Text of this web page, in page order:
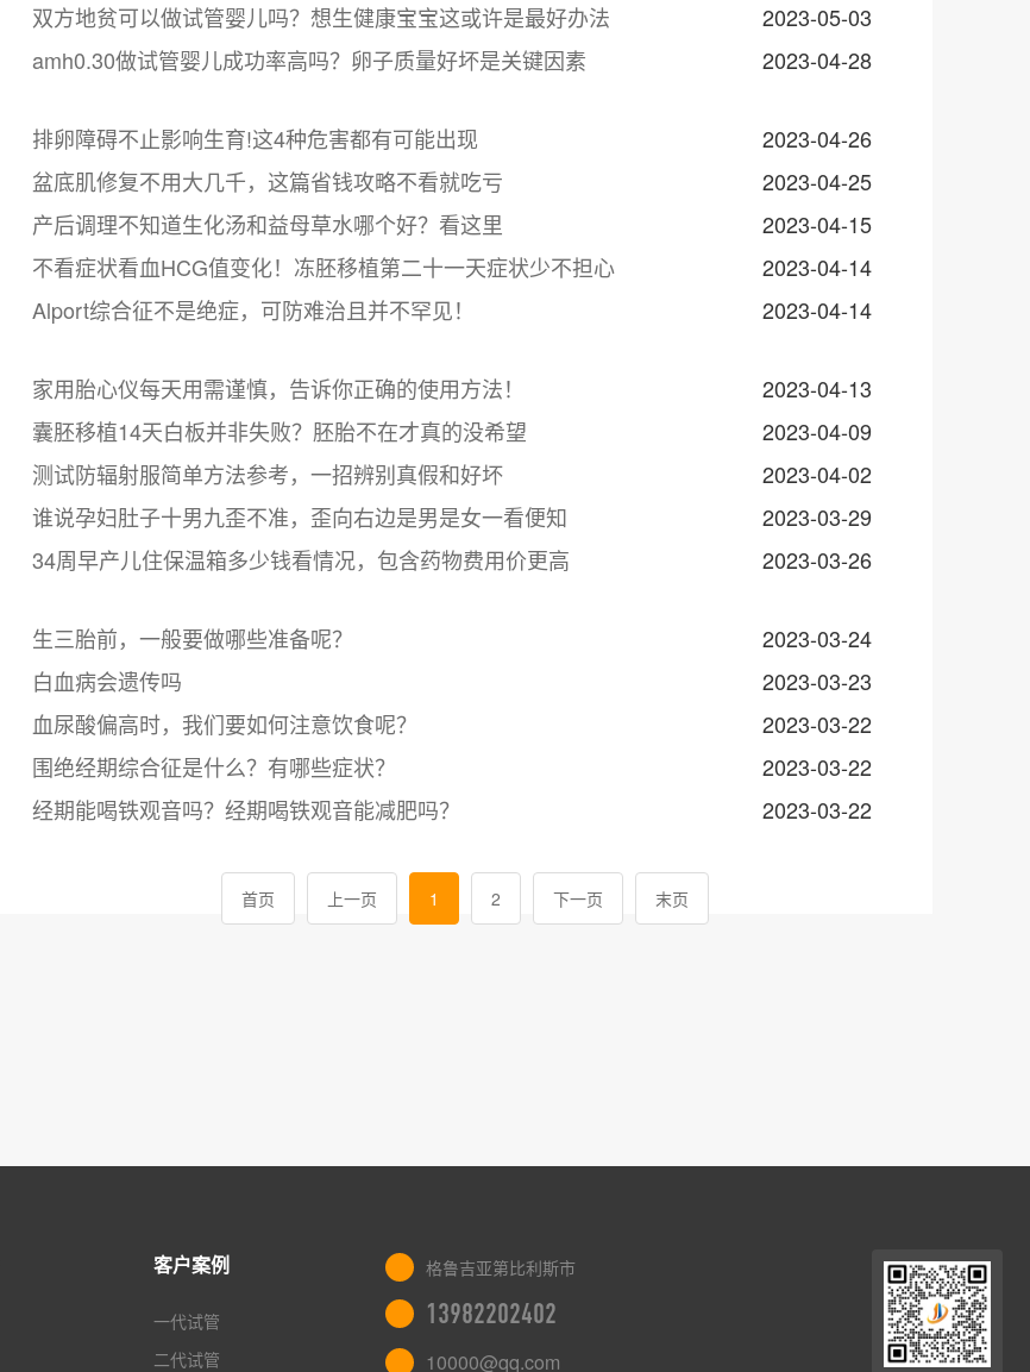
双方地贫可以做试管婴儿吗？想生健康宝宝这或许是最好办法
2023-05-03
amh0.30做试管婴儿成功率高吗？卵子质量好坏是关键因素
2023-04-28
排卵障碍不止影响生育!这4种危害都有可能出现
2023-04-26
盆底肌修复不用大几千，这篇省钱攻略不看就吃亏
2023-04-25
产后调理不知道生化汤和益母草水哪个好？看这里
2023-04-15
不看症状看血HCG值变化！冻胚移植第二十一天症状少不担心
2023-04-14
Alport综合征不是绝症，可防难治且并不罕见！
2023-04-14
家用胎心仪每天用需谨慎，告诉你正确的使用方法！
2023-04-13
囊胚移植14天白板并非失败？胚胎不在才真的没希望
2023-04-09
测试防辐射服简单方法参考，一招辨别真假和好坏
2023-04-02
谁说孕妇肚子十男九歪不准，歪向右边是男是女一看便知
2023-03-29
34周早产儿住保温箱多少钱看情况，包含药物费用价更高
2023-03-26
生三胎前，一般要做哪些准备呢？
2023-03-24
白血病会遗传吗
2023-03-23
血尿酸偏高时，我们要如何注意饮食呢？
2023-03-22
围绝经期综合征是什么？有哪些症状？
2023-03-22
经期能喝铁观音吗？经期喝铁观音能减肥吗？
2023-03-22
首页 上一页 1 2 下一页 末页
客户案例
一代试管
二代试管
格鲁吉亚第比利斯市
13982202402
10000@qq.com